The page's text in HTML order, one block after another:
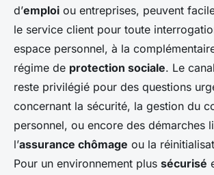
d’emploi ou entreprises, peuvent
le service client pour toute
espace personnel, à la
régime de protection sociale. Le
reste privilégié pour des questions
concernant la sécurité, la gestion du
personnel, ou encore des démarches
l’assurance chômage ou la
Pour un environnement plus sécurisé